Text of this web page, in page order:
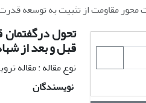
مقاومت از تثبیت به توسعه
تحول
قبل و بعد از
نوع مقاله : مقاله
نویسندگان